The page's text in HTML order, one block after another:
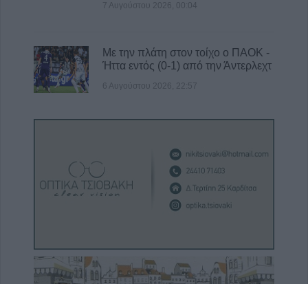
7 Αυγούστου 2026, 00:04
Με την πλάτη στον τοίχο ο ΠΑΟΚ -
Ήττα εντός (0-1) από την Άντερλεχτ
6 Αυγούστου 2026, 22:57